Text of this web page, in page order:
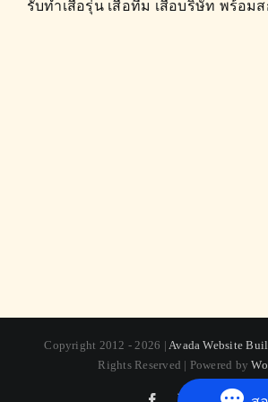
รับทำเสื้อรุ่น เสื้อทีม เสื้อบริษัท พร้อม
Copyright 2012 - 2026 |Avada Website
Rights Reserved | Powered by